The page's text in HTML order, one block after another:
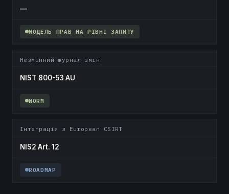
—
МОДЕЛЬ ПРАВ НА РІВНІ ЗАПИТУ
Незмінний журнал змін
NIST 800-53 AU
WORM
Інтеграція з European CSIRT
NIS2 Art. 12
ROADMAP